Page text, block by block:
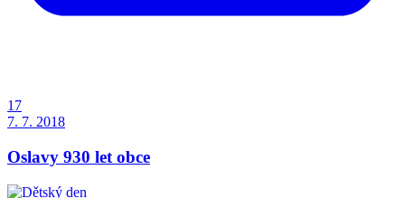
17
7. 7. 2018
Oslavy 930 let obce